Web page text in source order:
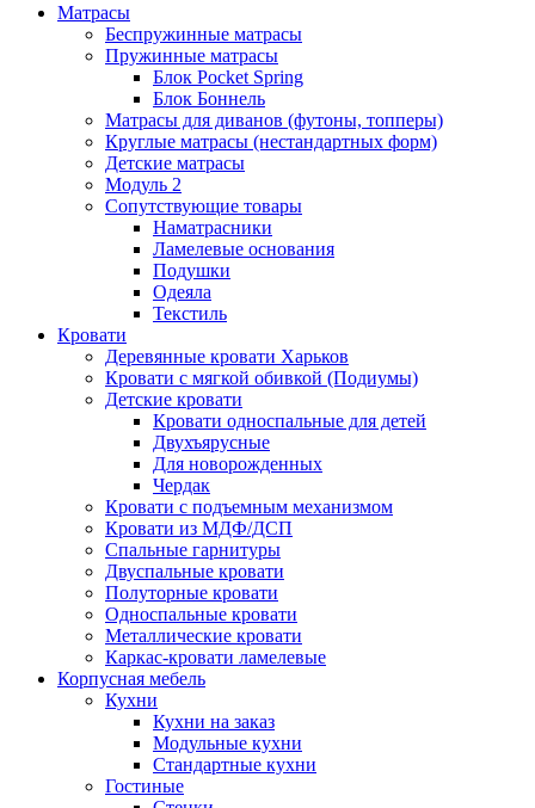
Матрасы
Беспружинные матрасы
Пружинные матрасы
Блок Pocket Spring
Блок Боннель
Матрасы для диванов (футоны, топперы)
Круглые матрасы (нестандартных форм)
Детские матрасы
Модуль 2
Сопутствующие товары
Наматрасники
Ламелевые основания
Подушки
Одеяла
Текстиль
Кровати
Деревянные кровати Харьков
Кровати с мягкой обивкой (Подиумы)
Детские кровати
Кровати односпальные для детей
Двухъярусные
Для новорожденных
Чердак
Кровати с подъемным механизмом
Кровати из МДФ/ДСП
Спальные гарнитуры
Двуспальные кровати
Полуторные кровати
Односпальные кровати
Металлические кровати
Каркас-кровати ламелевые
Корпусная мебель
Кухни
Кухни на заказ
Модульные кухни
Стандартные кухни
Гостиные